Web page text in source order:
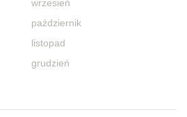
wrzesień
październik
listopad
grudzień